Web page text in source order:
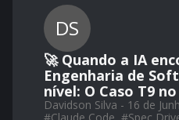
DS
🚀 Quando a IA
Engenharia de
nível: O Caso T9
Davidson Silva - 16 de